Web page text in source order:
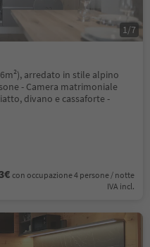
arredato in stile alpino
- Camera matrimoniale
divano e cassaforte -
con occupazione 4 persone / notte
IVA incl.
1/7